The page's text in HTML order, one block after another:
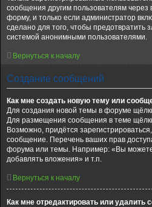
сообщения другим пользователям
форму, и только если администратор
сделано для того, чтобы предотвратить
системой анонимными пользователями.
Вернуться к началу
Создание сообщений
Как мне создать новую тему или
Для создания новой темы в форуме
Для размещения сообщения в теме
Возможно, придётся
сообщение. Перечень ваших прав
форума или темы. Например: «Вы
добавлять вложения» и т.п.
Вернуться к началу
Как мне отредактировать или удалить